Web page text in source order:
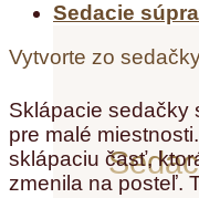
Sedacie
Vytvorte zo
Sklápacie sedačky
pre malé
sklápaciu časť,
zmenila na posteľ.